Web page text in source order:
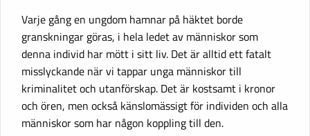
Varje gång en ungdom hamnar på häktet borde
granskningar göras, i hela ledet av människor som
denna individ har mött i sitt liv. Det är alltid ett fatalt
misslyckande när vi tappar unga människor till
kriminalitet och utanförskap. Det är kostsamt i kronor
och ören, men också känslomässigt för individen och alla
människor som har någon koppling till den.